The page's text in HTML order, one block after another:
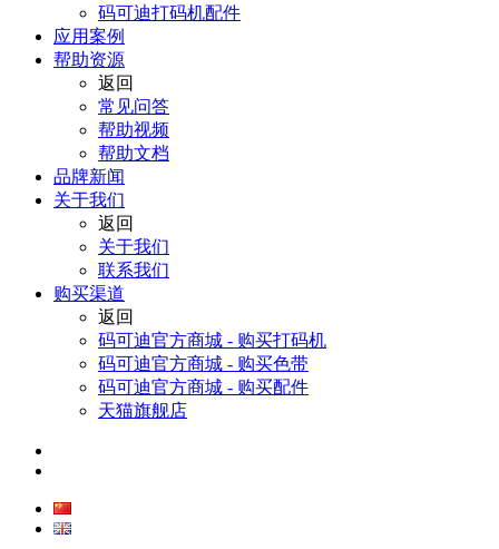
码可迪打码机配件
应用案例
帮助资源
返回
常见问答
帮助视频
帮助文档
品牌新闻
关于我们
返回
关于我们
联系我们
购买渠道
返回
码可迪官方商城 - 购买打码机
码可迪官方商城 - 购买色带
码可迪官方商城 - 购买配件
天猫旗舰店